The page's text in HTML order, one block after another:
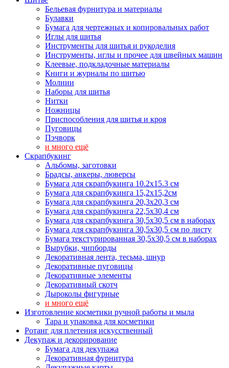
Бельевая фурнитура и материалы
Булавки
Бумага для чертежных и копировальных работ
Иглы для шитья
Инструменты для шитья и рукоделия
Инструменты, иглы и прочее для швейных машин
Клеевые, подкладочные материалы
Книги и журналы по шитью
Молнии
Наборы для шитья
Нитки
Ножницы
Приспособления для шитья и кроя
Пуговицы
Пэчворк
и много ещё
Скрапбукинг
Альбомы, заготовки
Брадсы, анкеры, люверсы
Бумага для скрапбукинга 10.2х15.3 см
Бумага для скрапбукинга 15,2х15,2см
Бумага для скрапбукинга 20,3х20,3 см
Бумага для скрапбукинга 22,5х30,4 см
Бумага для скрапбукинга 30,5х30,5 см в наборах
Бумага для скрапбукинга 30,5х30,5 см по листу
Бумага текстурированная 30,5х30,5 см в наборах
Вырубки, чипборды
Декоративная лента, тесьма, шнур
Декоративные пуговицы
Декоративные элементы
Декоративный скотч
Дыроколы фигурные
и много ещё
Изготовление косметики ручной работы и мыла
Тара и упаковка для косметики
Ротанг для плетения искусственный
Декупаж и декорирование
Бумага для декупажа
Декоративная фурнитура